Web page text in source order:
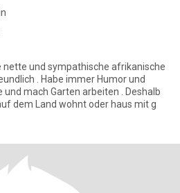
nette und sympathische afrikanische
. Habe immer Humor und
dem Land wohnt oder haus mit g